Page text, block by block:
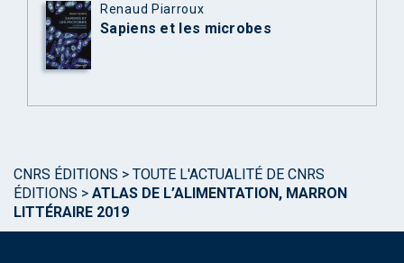
Renaud Piarroux
Sapiens et les microbes
CNRS ÉDITIONS > TOUTE L'ACTUALITÉ DE CNRS
ÉDITIONS > ATLAS DE L’ALIMENTATION, MARRON
LITTÉRAIRE 2019